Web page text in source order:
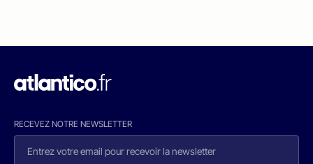
RECEVEZ NOTRE NEWSLETTER